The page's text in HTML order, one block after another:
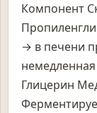
Компонент
→ в печени
Глицерин